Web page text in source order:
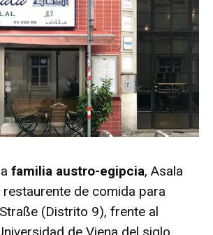
familia austro-egipcia, Asala
restaurente de comida para
(Distrito 9), frente al
de Viena del siglo